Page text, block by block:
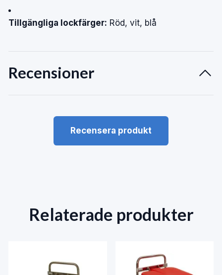
Tillgängliga lockfärger: Röd, vit, blå
Recensioner
Recensera produkt
Relaterade produkter